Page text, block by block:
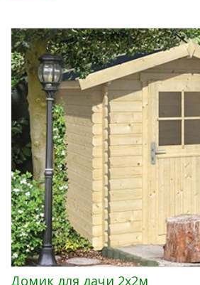
Домик для дачи 2x2м